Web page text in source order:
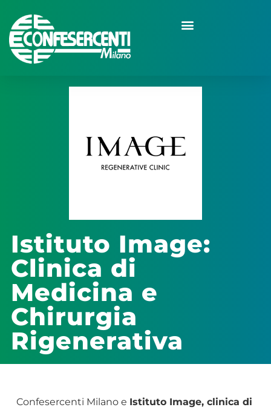
Istituto Image:
Clinica di
Medicina e
Chirurgia
Rigenerativa
Confesercenti Milano e Istituto Image, clinica di